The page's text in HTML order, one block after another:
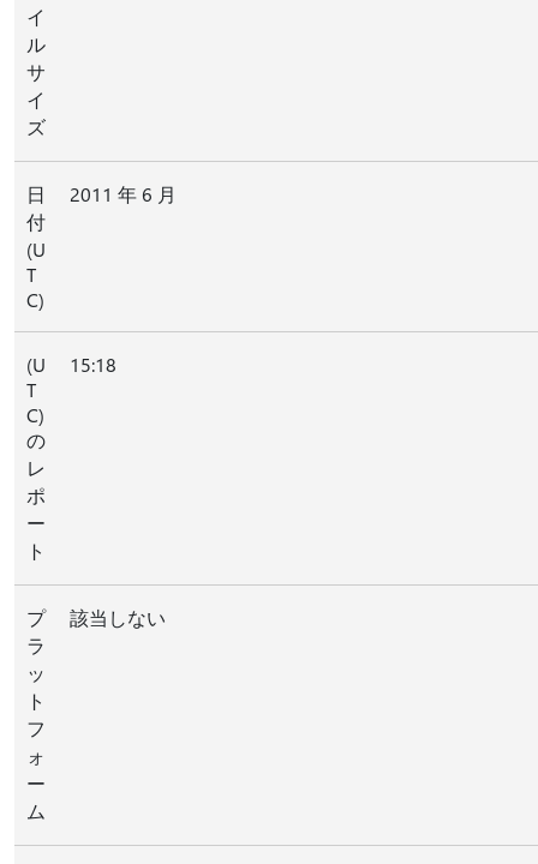
イ
ル
サ
イ
ズ
日
付
(U
T
C)
2011 年 6 月
(U
T
C)
の
レ
ポ
ー
ト
15:18
プ
ラ
ッ
ト
フ
ォ
ー
ム
該当しない